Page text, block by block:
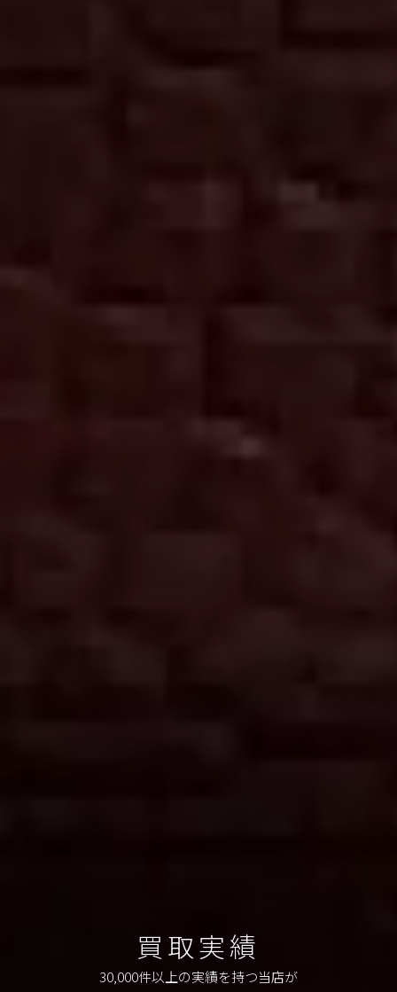
買取実績
30,000件以上の実績を持つ当店が